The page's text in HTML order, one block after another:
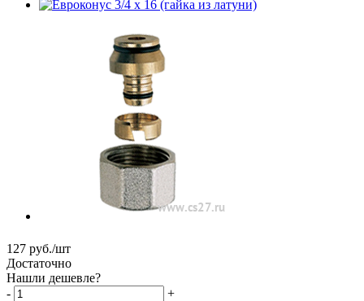
127 руб./шт
Достаточно
Нашли дешевле?
-
+